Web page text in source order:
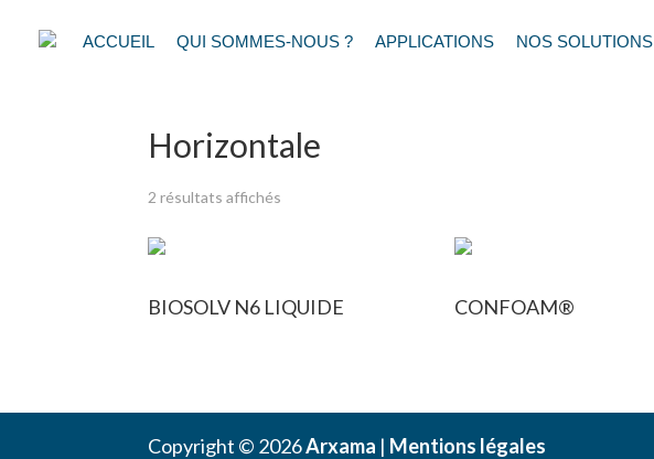
ACCUEIL QUI SOMMES-NOUS ? APPLICATIONS NOS SOLUTIONS
Horizontale
2 résultats affichés
BIOSOLV N6 LIQUIDE CONFOAM®
Copyright © 2026Arxama | Mentions légales